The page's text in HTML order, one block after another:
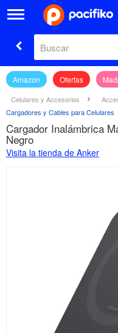
Amazon Ofertas
Celulares y Accesorios
Cargadores y Cables para Celulares
Cargador Inalámbrica
Negro
Visita la tienda de Anker